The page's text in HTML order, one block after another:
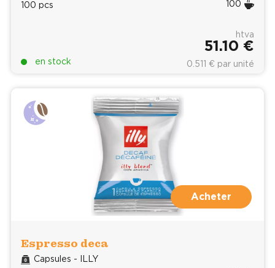
100 pcs
100
en stock
htva
51.10 €
0.511 € par unité
Acheter
Espresso deca
Capsules - ILLY